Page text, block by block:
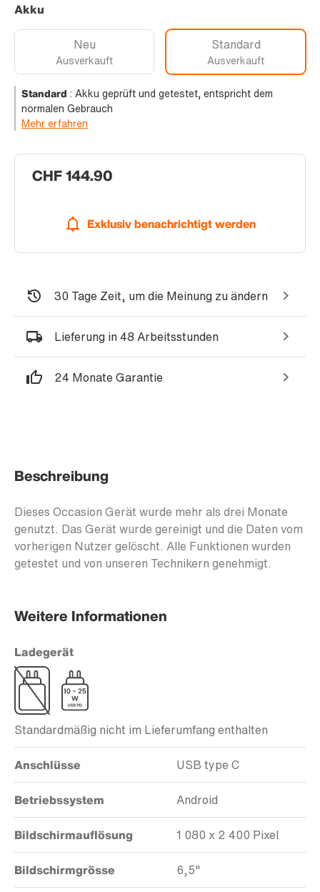
CHF 144.90
Exklusiv benachrichtigt werden
Akku
Neu
Ausverkauft
Standard
Ausverkauft
Standard : Akku geprüft und getestet, entspricht dem
normalen Gebrauch
Mehr erfahren
30 Tage Zeit, um die Meinung zu ändern
Lieferung in 48 Arbeitsstunden
24 Monate Garantie
Beschreibung
Dieses Occasion Gerät wurde mehr als drei Monate
genutzt. Das Gerät wurde gereinigt und die Daten vom
vorherigen Nutzer gelöscht. Alle Funktionen wurden
getestet und von unseren Technikern genehmigt.
Weitere Informationen
Ladegerät
Standardmäßig nicht im Lieferumfang enthalten
Anschlüsse USB type C
Betriebssystem Android
Bildschirmauflösung 1 080 x 2 400 Pixel
Bildschirmgrösse 6,5"